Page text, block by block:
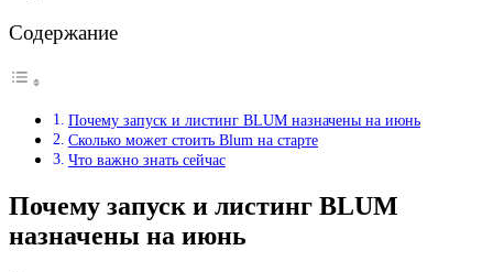
Содержание
Почему запуск и листинг BLUM назначены на июнь
Сколько может стоить Blum на старте
Что важно знать сейчас
Почему запуск и листинг BLUM
назначены на июнь